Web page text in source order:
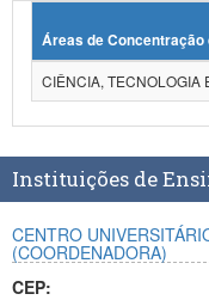
Áreas de Concentração
CIÊNCIA, TECNOLOGIA
Instituições de
CENTRO
(COORDENADORA)
CEP: